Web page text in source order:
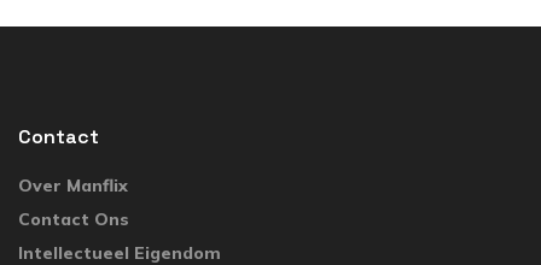
Contact
Over Manflix
Contact Ons
Intellectueel Eigendom